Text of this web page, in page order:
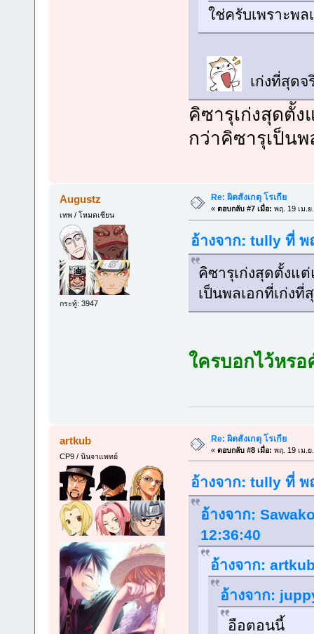
ใช่ครับเพราะพล
เก่งที่สุดจ
คิซารุเก่งสุดตั้
กว่าคิซารุเป็นพ
Augustz
เทพ / โหมดเซียน
กระทู้: 3947
Re: ผิดสังเกตุ โรเกีย
« ตอบกลับ #7 เมื่อ: พฤ. 19 เม.ย
อ้างจาก: tully ที่ พ
คิซารุเก่งสุดตั้งแ
เป็นพลเอกที่เก่งที่
ใครบอกไว้หร
artkub
CP9 / นินจาแพทย์
Re: ผิดสังเกตุ โรเกีย
« ตอบกลับ #8 เมื่อ: พฤ. 19 เม.ย
อ้างจาก: tully ที่ พ
อ้างจาก:
12:36:40
อ้างจาก:
อ้างจาก:
อือตอนนี้